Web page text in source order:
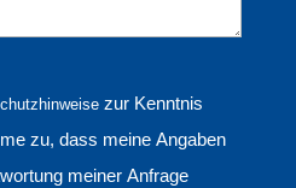
zur Kenntnis
zu, dass meine Angaben
meiner Anfrage